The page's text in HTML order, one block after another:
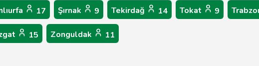
17 Şırnak 9 Tekirdağ 14 Tokat 9
15 Zonguldak 11